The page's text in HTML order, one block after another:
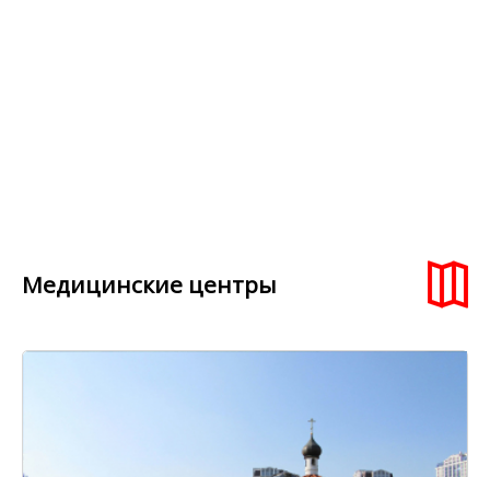
Медицинские центры